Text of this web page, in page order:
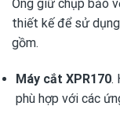
Ống giữ chụp bảo
thiết kế để sử
gồm.
Máy cắt XPR170.
phù hợp với các